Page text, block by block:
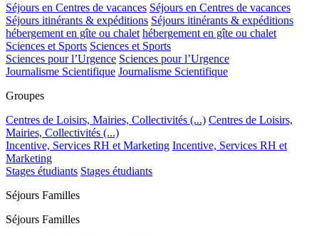
Séjours en Centres de vacances Séjours en Centres de vacances
Séjours itinérants & expéditions Séjours itinérants & expéditions
hébergement en gîte ou chalet hébergement en gîte ou chalet
Sciences et Sports Sciences et Sports
Sciences pour l’Urgence Sciences pour l’Urgence
Journalisme Scientifique Journalisme Scientifique
Groupes
Centres de Loisirs, Mairies, Collectivités (...) Centres de Loisirs,
Mairies, Collectivités (...)
Incentive, Services RH et Marketing Incentive, Services RH et
Marketing
Stages étudiants Stages étudiants
Séjours Familles
Séjours Familles